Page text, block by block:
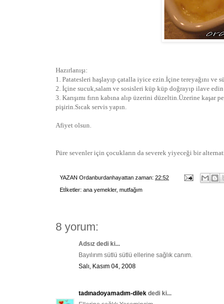
Hazırlanışı:
1. Patatesleri haşlayıp çatalla iyice ezin.İçine tereyağını ve
2. İçine sucuk,salam ve sosisleri küp küp doğrayıp ilave
3. Karışımı fırın kabına alıp üzerini düzeltin.Üzerine kaşar
pişirin.Sıcak servis yapın.
Afiyet olsun.
Püre sevenler için çocukların da severek yiyeceği bir
YAZAN Ordanburdanhayattan zaman: 22:52
Etİketler: ana yemekler, mutfağım
8 yorum:
Adsız dedi ki...
Bayılırım sütlü sütlü ellerine sağlık canım.
Salı, Kasım 04, 2008
tadınadoyamadım-dilek dedi ki...